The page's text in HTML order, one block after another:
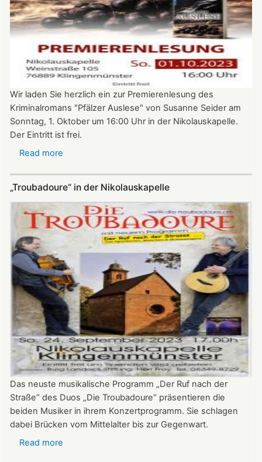
Wir laden Sie herzlich ein zur Premierenlesung des
Kriminalromans "Pfälzer Auslese" von Susanne Seider am
Sonntag, 1. Oktober um 16:00 Uhr in der Nikolauskapelle.
Der Eintritt ist frei.
Read more
Auslese"
Susanne
Seider
„Troubadoure“ in der Nikolauskapelle
Das neuste musikalische Programm „Der Ruf nach der
Straße“ des Duos „Die Troubadoure“ präsentieren die
beiden Musiker in ihrem Konzertprogramm. Sie schlagen
dabei Brücken vom Mittelalter bis zur Gegenwart.
Read more